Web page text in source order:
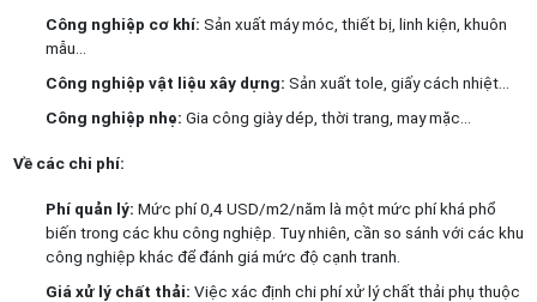
Công nghiệp cơ khí: Sản xuất máy móc, thiết bị, linh kiện, khuôn
mẫu…
Công nghiệp vật liệu xây dựng: Sản xuất tole, giấy cách nhiệt…
Công nghiệp nhẹ: Gia công giày dép, thời trang, may mặc…
Về các chi phí:
Phí quản lý: Mức phí 0,4 USD/m2/năm là một mức phí khá phổ
biến trong các khu công nghiệp. Tuy nhiên, cần so sánh với các khu
công nghiệp khác để đánh giá mức độ cạnh tranh.
Giá xử lý chất thải: Việc xác định chi phí xử lý chất thải phụ thuộc